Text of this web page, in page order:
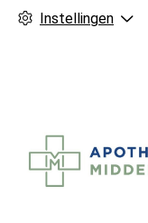
Instellingen